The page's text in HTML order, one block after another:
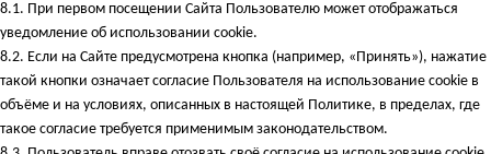
8.1. При первом посещении Сайта Пользователю может отображаться
уведомление об использовании cookie.
8.2. Если на Сайте предусмотрена кнопка (например, «Принять»), нажатие
такой кнопки означает согласие Пользователя на использование cookie в
объёме и на условиях, описанных в настоящей Политике, в пределах, где
такое согласие требуется применимым законодательством.